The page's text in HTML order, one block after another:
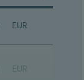
EUR
EUR